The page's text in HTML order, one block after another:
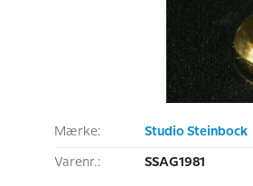
Mærke: Studio Steinbock
Varenr.: SSAG1981